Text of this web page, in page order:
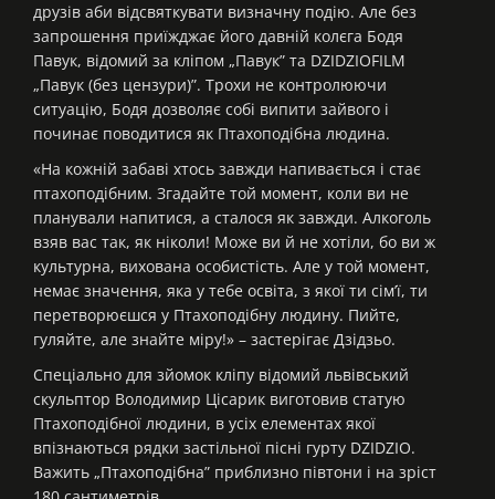
друзів аби відсвяткувати визначну подію. Але без
запрошення приїжджає його давній колєга Бодя
Павук, відомий за кліпом „Павук” та DZIDZIOFILM
„Павук (без цензури)”. Трохи не контролюючи
ситуацію, Бодя дозволяє собі випити зайвого і
починає поводитися як Птахоподібна людина.
«На кожній забаві хтось завжди напивається і стає
птахоподібним. Згадайте той момент, коли ви не
планували напитися, а сталося як завжди. Алкоголь
взяв вас так, як ніколи! Може ви й не хотіли, бо ви ж
культурна, вихована особистість. Але у той момент,
немає значення, яка у тебе освіта, з якої ти сім’ї, ти
перетворюєшся у Птахоподібну людину. Пийте,
гуляйте, але знайте міру!» – застерігає Дзідзьо.
Спеціально для зйомок кліпу відомий львівський
скульптор Володимир Цісарик виготовив статую
Птахоподібної людини, в усіх елементах якої
впізнаються рядки застільної пісні гурту DZIDZIO.
Важить „Птахоподібна” приблизно півтони і на зріст